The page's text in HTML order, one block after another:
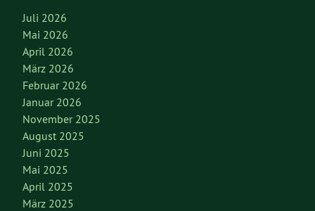
Juli 2026
Mai 2026
April 2026
März 2026
Februar 2026
Januar 2026
November 2025
August 2025
Juni 2025
Mai 2025
April 2025
März 2025